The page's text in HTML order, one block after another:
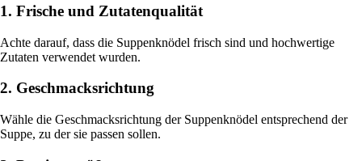
1. Frische und Zutatenqualität
Achte darauf, dass die Suppenknödel frisch sind und hochwertige
Zutaten verwendet wurden.
2. Geschmacksrichtung
Wähle die Geschmacksrichtung der Suppenknödel entsprechend der
Suppe, zu der sie passen sollen.